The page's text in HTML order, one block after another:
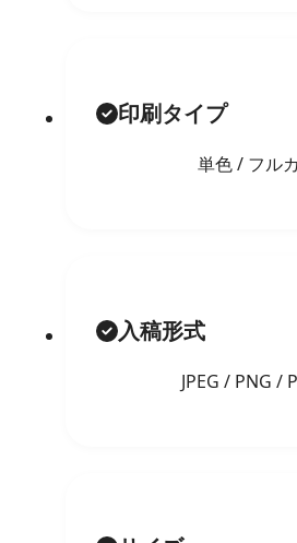
印刷タイプ
単色 / フル
入稿形式
JPEG / PNG /